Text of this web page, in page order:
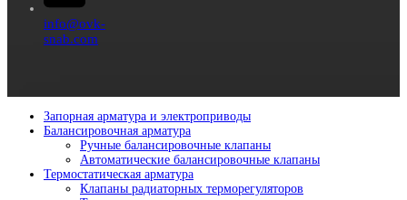
info@ovk-
snab.com
Запорная арматура и электроприводы
Балансировочная арматура
Ручные балансировочные клапаны
Автоматические балансировочные клапаны
Термостатическая арматура
Клапаны радиаторных терморегуляторов